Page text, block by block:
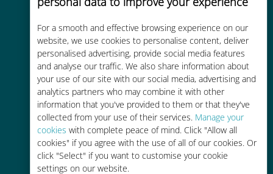
For a smooth and effective browsing experience on our
website, we use cookies to personalise content, deliver
personalised advertising, provide social media features
and analyse our traffic. We also share information about
your use of our site with our social media, advertising and
analytics partners who may combine it with other
information that you've provided to them or that they've
collected from your use of their services. Manage your
cookies with complete peace of mind. Click "Allow all
cookies" if you agree with the use of all of our cookies. Or
click "Select" if you want to customise your cookie
settings on our website.
비용 효율적
기존 통신사 로밍 요금보다 최대
90% 저렴합니다.